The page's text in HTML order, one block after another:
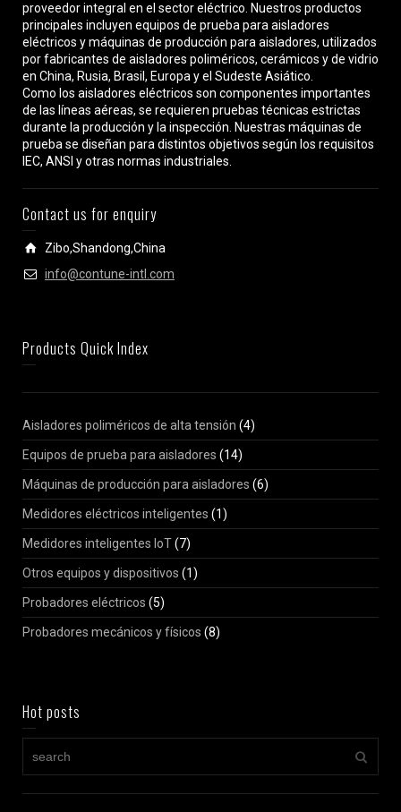
proveedor integral en el sector eléctrico. Nuestros productos
principales incluyen equipos de prueba para aisladores
eléctricos y máquinas de producción para aisladores, utilizados
por fabricantes de aisladores poliméricos, cerámicos y de vidrio
en China, Rusia, Brasil, Europa y el Sudeste Asiático.
Como los aisladores eléctricos son componentes importantes
de las líneas aéreas, se requieren pruebas técnicas estrictas
durante la producción y la inspección. Nuestras máquinas de
prueba se diseñan para distintos objetivos según los requisitos
IEC, ANSI y otras normas industriales.
Contact us for enquiry
Zibo,Shandong,China
info@contune-intl.com
Products Quick Index
Aisladores poliméricos de alta tensión (4)
Equipos de prueba para aisladores (14)
Máquinas de producción para aisladores (6)
Medidores eléctricos inteligentes (1)
Medidores inteligentes IoT(7)
Otros equipos y dispositivos (1)
Probadores eléctricos (5)
Probadores mecánicos y físicos (8)
Hot posts